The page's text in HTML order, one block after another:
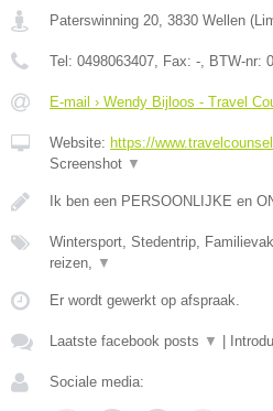
Paterswinning 20 3830 Wellen (
Tel: 0498063407 , Fax: - , BTW-nr:
E-mail › Wendy Bijloos - Travel
Website: https://
Screenshot ▼
Ik ben een PERSOONLIJKE en
Wintersport, Stedentrip,
reizen,
▼
Er wordt gewerkt op afspraak.
Laatste facebook posts ▼
Sociale media: